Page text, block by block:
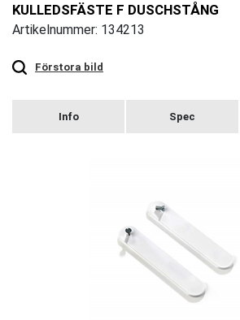
KULLEDSFÄSTE F DUSCHSTÅNG
Artikelnummer: 134213
Förstora bild
zoom